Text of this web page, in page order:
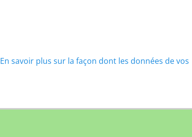
En savoir plus sur la façon dont les données de vos